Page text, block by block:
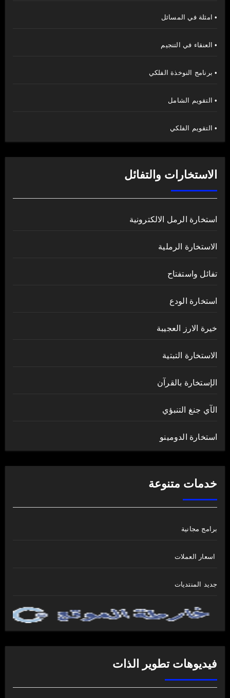
• امثلة في المسائل
• العنقاء في التنجيم
• برنامج النوخذة الفلكي
• التقويم الشامل
• التقويم الفلكي
الاستخارات والتفائل
استخارة الرمل الالكترونية
الاستخارة الرملية
تفائل واستفتاح
استخارة الودع
خيرة الارز العجيبة
الاستخارة التبتية
الإستخارة بالقرآن
الآي جنغ التنبؤي
استخارة الدومينو
خدمات متنوعة
برامج مجانية
اسعار العملات
جديد المنتديات
فيديوهات تطوير الذات